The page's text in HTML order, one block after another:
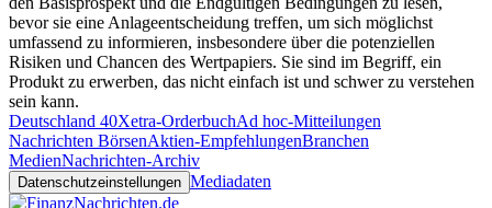
bevor sie eine Anlageentscheidung treffen, um sich möglichst
umfassend zu informieren, insbesondere über die potenziellen
Risiken und Chancen des Wertpapiers. Sie sind im Begriff, ein
Produkt zu erwerben, das nicht einfach ist und schwer zu verstehen
sein kann.
Deutschland 40Xetra-OrderbuchAd hoc-Mitteilungen
Nachrichten BörsenAktien-EmpfehlungenBranchen
MedienNachrichten-Archiv
Datenschutzeinstellungen Mediadaten